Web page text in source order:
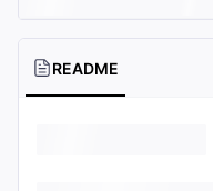
README